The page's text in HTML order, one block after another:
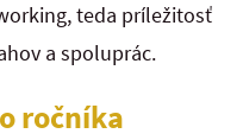
teda príležitosť
a spoluprác.
ročníka